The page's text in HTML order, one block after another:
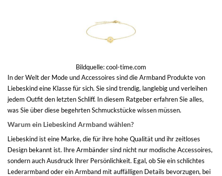
Bildquelle:cool-time.com
In der Welt der Mode und Accessoires sind die Armband Produkte von
Liebeskind eine Klasse für sich. Sie sind trendig, langlebig und verleihen
jedem Outfit den letzten Schliff. In diesem Ratgeber erfahren Sie alles,
was Sie über diese begehrten Schmuckstücke wissen müssen.
Warum ein Liebeskind Armband wählen?
Liebeskind ist eine Marke, die für ihre hohe Qualität und ihr zeitloses
Design bekannt ist. Ihre Armbänder sind nicht nur modische Accessoires,
sondern auch Ausdruck Ihrer Persönlichkeit. Egal, ob Sie ein schlichtes
Lederarmband oder ein Armband mit auffälligen Details bevorzugen, bei